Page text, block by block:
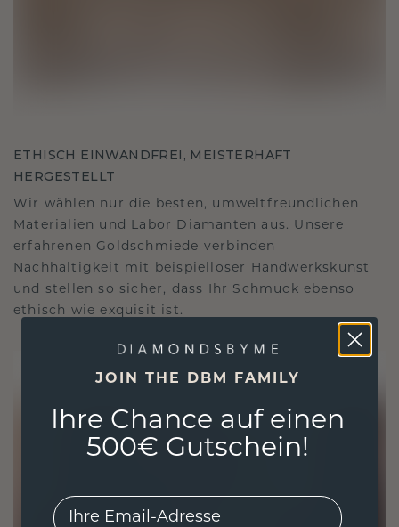
ETHISCH EINWANDFREI, MEISTERHAFT
HERGESTELLT
Wir wählen nur die besten, umweltfreundlichen
Materialien und Labor Diamanten aus. Unsere
erfahrenen Goldschmiede verbinden
Nachhaltigkeit mit beispielloser Handwerkskunst
und stellen so sicher, dass Ihr Schmuck ebenso
ethisch wie exquisit ist.
JOIN THE DBM FAMILY
Ihre Chance auf einen
500€ Gutschein!
EMail